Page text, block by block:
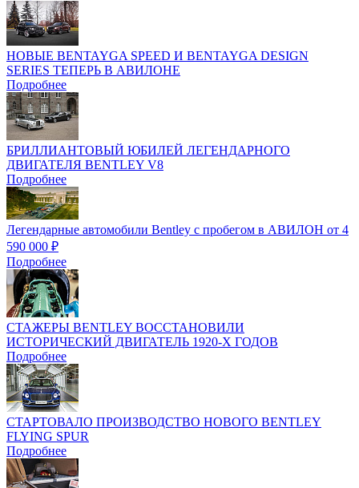
НОВЫЕ BENTAYGA SPEED И BENTAYGA DESIGN
SERIES ТЕПЕРЬ В АВИЛОНЕ
Подробнее
БРИЛЛИАНТОВЫЙ ЮБИЛЕЙ ЛЕГЕНДАРНОГО
ДВИГАТЕЛЯ BENTLEY V8
Подробнее
Легендарные автомобили Bentley с пробегом в АВИЛОН от 4
590 000 ₽
Подробнее
СТАЖЕРЫ BENTLEY ВОССТАНОВИЛИ
ИСТОРИЧЕСКИЙ ДВИГАТЕЛЬ 1920-Х ГОДОВ
Подробнее
СТАРТОВАЛО ПРОИЗВОДСТВО НОВОГО BENTLEY
FLYING SPUR
Подробнее